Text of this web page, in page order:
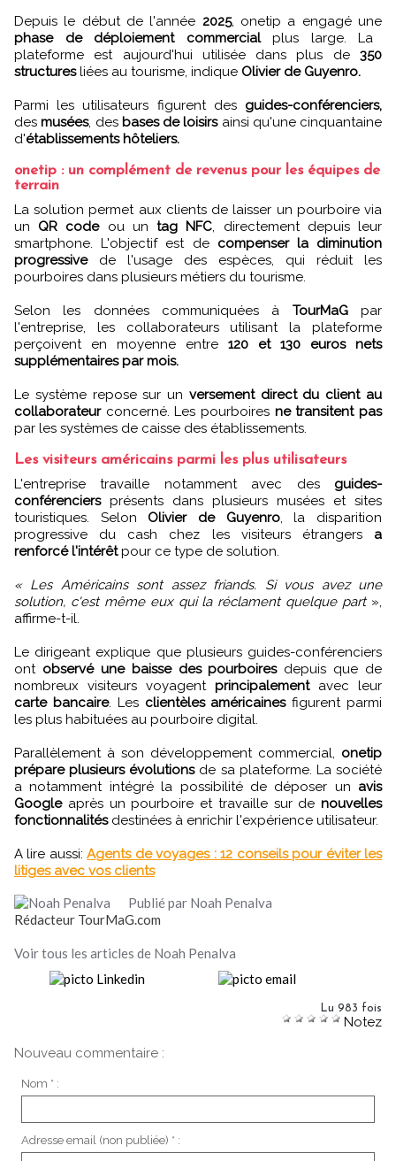
Depuis le début de l'année 2025, onetip a engagé une
phase de déploiement commercialplus large. La
plateforme est aujourd'hui utilisée dans plus de 350
structuresliées au tourisme, indique Olivier de Guyenro.
Parmi les utilisateurs figurent des guides-conférenciers,
desmusées, des bases de loisirsainsi qu'une cinquantaine
d'établissements hôteliers.
onetip : un complément de revenus pour les équipes de
terrain
La solution permet aux clients de laisser un pourboire via
un QR codeou un tag NFC , directement depuis leur
smartphone. L'objectif est de compenser la diminution
progressive de l'usage des espèces, qui réduit les
pourboires dans plusieurs métiers du tourisme.
Selon les données communiquées à TourMaGpar
l'entreprise, les collaborateurs utilisant la plateforme
perçoivent en moyenne entre 120 et 130 euros nets
supplémentaires par mois.
Le système repose sur un versement direct du client au
collaborateur concerné. Les pourboires ne transitent pas
par les systèmes de caisse des établissements.
Les visiteurs américains parmi les plus utilisateurs
L'entreprise travaille notamment avec des guides-
conférenciersprésents dans plusieurs musées et sites
touristiques. Selon Olivier de Guyenro, la disparition
progressive du cash chez les visiteurs étrangers a
renforcé l'intérêtpour ce type de solution.
« Les Américains sont assez friands. Si vous avez une
solution, c'est même eux qui la réclament quelque part »,
affirme-t-il.
Le dirigeant explique que plusieurs guides-conférenciers
ont observé une baisse des pourboires depuis que de
nombreux visiteurs voyagent principalementavec leur
carte bancaire. Les clientèles américainesfigurent parmi
les plus habituées au pourboire digital.
Parallèlement à son développement commercial, onetip
prépare plusieurs évolutionsde sa plateforme. La société
a notamment intégré la possibilité de déposer un avis
Googleaprès un pourboire et travaille sur de nouvelles
fonctionnalités destinées à enrichir l'expérience utilisateur.
A lire aussi:Agents de voyages : 12 conseils pour éviter les
litiges avec vos clients
Publié par Noah Penalva
Rédacteur TourMaG.com
Voir tous les articles de Noah Penalva
Lu 983 fois
Notez
Nouveau commentaire :
Nom * :
Adresse email (non publiée) * :